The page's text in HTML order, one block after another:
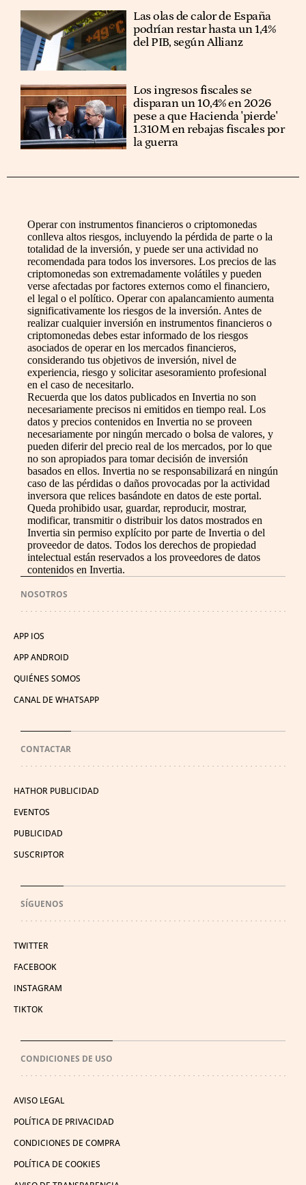
Las olas de calor de España
podrían restar hasta un 1,4%
del PIB, según Allianz
Los ingresos fiscales se
disparan un 10,4% en 2026
pese a que Hacienda 'pierde'
1.310M en rebajas fiscales por
la guerra
Operar con instrumentos financieros o criptomonedas
conlleva altos riesgos, incluyendo la pérdida de parte o la
totalidad de la inversión, y puede ser una actividad no
recomendada para todos los inversores. Los precios de las
criptomonedas son extremadamente volátiles y pueden
verse afectadas por factores externos como el financiero,
el legal o el político. Operar con apalancamiento aumenta
significativamente los riesgos de la inversión. Antes de
realizar cualquier inversión en instrumentos financieros o
criptomonedas debes estar informado de los riesgos
asociados de operar en los mercados financieros,
considerando tus objetivos de inversión, nivel de
experiencia, riesgo y solicitar asesoramiento profesional
en el caso de necesitarlo.
Recuerda que los datos publicados en Invertia no son
necesariamente precisos ni emitidos en tiempo real. Los
datos y precios contenidos en Invertia no se proveen
necesariamente por ningún mercado o bolsa de valores, y
pueden diferir del precio real de los mercados, por lo que
no son apropiados para tomar decisión de inversión
basados en ellos. Invertia no se responsabilizará en ningún
caso de las pérdidas o daños provocadas por la actividad
inversora que relices basándote en datos de este portal.
Queda prohibido usar, guardar, reproducir, mostrar,
modificar, transmitir o distribuir los datos mostrados en
Invertia sin permiso explícito por parte de Invertia o del
proveedor de datos. Todos los derechos de propiedad
intelectual están reservados a los proveedores de datos
contenidos en Invertia.
NOSOTROS
APP IOS
APP ANDROID
QUIÉNES SOMOS
CANAL DE WHATSAPP
CONTACTAR
HATHOR PUBLICIDAD
EVENTOS
PUBLICIDAD
SUSCRIPTOR
SÍGUENOS
TWITTER
FACEBOOK
INSTAGRAM
TIKTOK
CONDICIONES DE USO
AVISO LEGAL
POLÍTICA DE PRIVACIDAD
CONDICIONES DE COMPRA
POLÍTICA DE COOKIES